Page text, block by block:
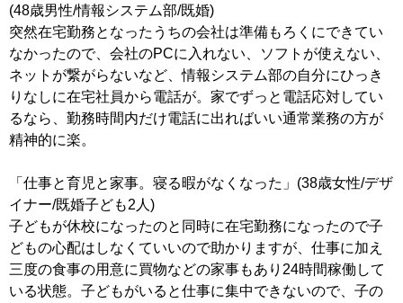
(48歳男性/情報システム部/既婚)
突然在宅勤務となったうちの会社は準備もろくにできてい
なかったので、会社のPCに入れない、ソフトが使えない、
ネットが繋がらないなど、情報システム部の自分にひっき
りなしに在宅社員から電話が。家でずっと電話応対してい
るなら、勤務時間内だけ電話に出ればいい通常業務の方が
精神的に楽。
「仕事と育児と家事。寝る暇がなくなった」(38歳女性/デザ
イナー/既婚子ども2人)
子どもが休校になったのと同時に在宅勤務になったので子
どもの心配はしなくていいので助かりますが、仕事に加え
三度の食事の用意に買物などの家事もあり24時間稼働して
いる状態。子どもがいると仕事に集中できないので、子の